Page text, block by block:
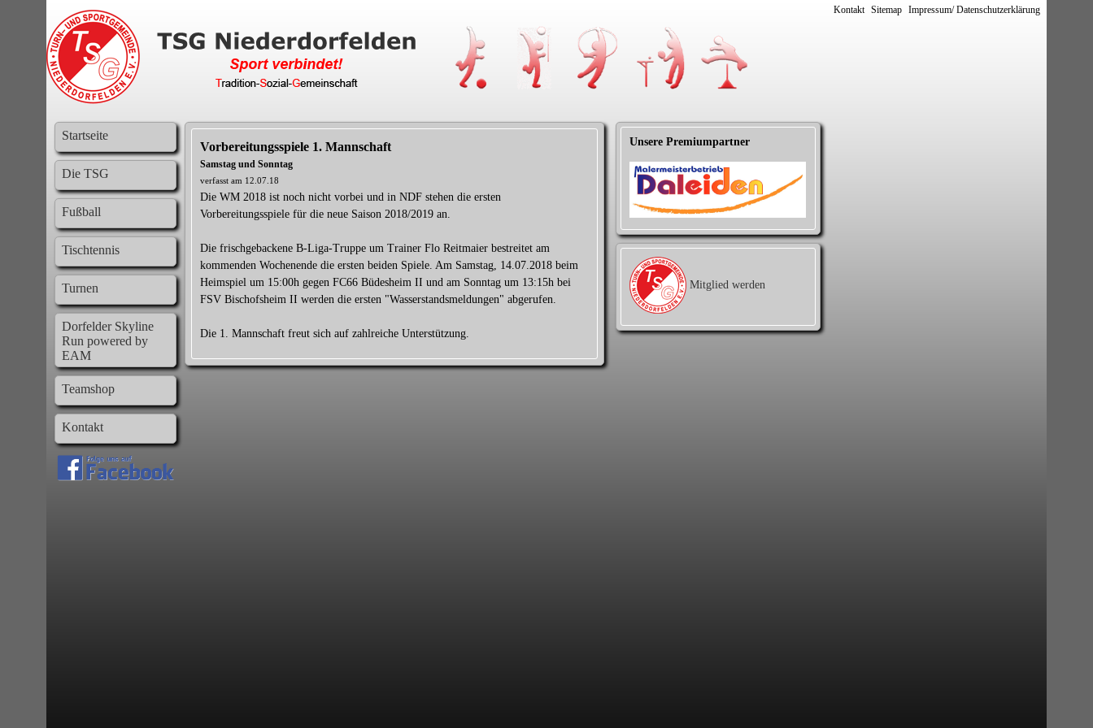
Kontakt Sitemap Impressum/ Datenschutzerklärung
Startseite
Die TSG
Fußball
Tischtennis
Turnen
Dorfelder Skyline
Run powered by
EAM
Teamshop
Kontakt
Vorbereitungsspiele 1. Mannschaft
Samstag und Sonntag
verfasst am 12.07.18
Die WM 2018 ist noch nicht vorbei und in NDF stehen die ersten
Vorbereitungsspiele für die neue Saison 2018/2019 an.
Die frischgebackene B-Liga-Truppe um Trainer Flo Reitmaier bestreitet am
kommenden Wochenende die ersten beiden Spiele. Am Samstag, 14.07.2018 beim
Heimspiel um 15:00h gegen FC66 Büdesheim II und am Sonntag um 13:15h bei
FSV Bischofsheim II werden die ersten "Wasserstandsmeldungen" abgerufen.
Die 1. Mannschaft freut sich auf zahlreiche Unterstützung.
Unsere Premiumpartner
Mitglied werden